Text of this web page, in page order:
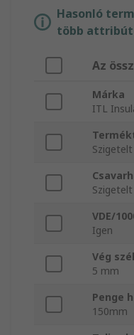
Hasonló
több
Az
Márka
ITL
Szigetelt
VDE/
Igen
Vég
5 mm
Penge
150mm